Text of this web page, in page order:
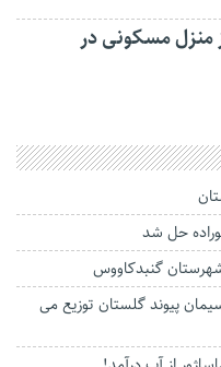
منزل مسکونی در
حل شد
سیمان پیوند گلستان توزیع می